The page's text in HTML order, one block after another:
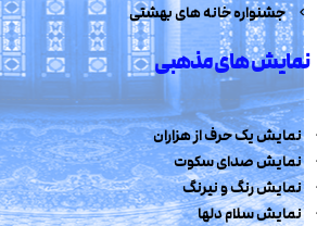
جشنواره خانه های بهشتی
نمایش های مذهبی
نمایش یک حرف از هزاران
نمایش صدای سکوت
نمایش رنگ و نیرنگ
نمایش سلام دلها